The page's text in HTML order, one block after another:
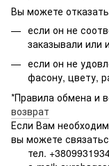
Вы можете
если он не
заказывали или
если он не
фасону, цвету,
*Правила обмена и
возврат
Если Вам
вы можете
тел.